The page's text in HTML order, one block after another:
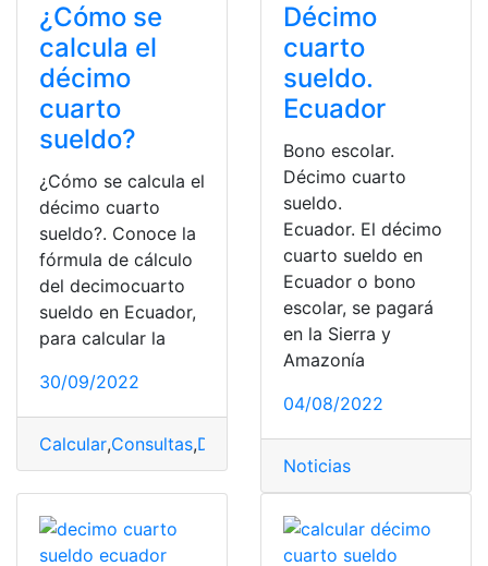
¿Cómo se
calcula el
décimo
cuarto
sueldo?
¿Cómo se calcula el
décimo cuarto
sueldo?. Conoce la
fórmula de cálculo
del decimocuarto
sueldo en Ecuador,
para calcular la
30/09/2022
Calcular,Consultas,Décimo cuarto sueldo,Decimos,
Décimo
cuarto
sueldo.
Ecuador
Bono escolar.
Décimo cuarto
sueldo.
Ecuador. El décimo
cuarto sueldo en
Ecuador o bono
escolar, se pagará
en la Sierra y
Amazonía
04/08/2022
Noticias